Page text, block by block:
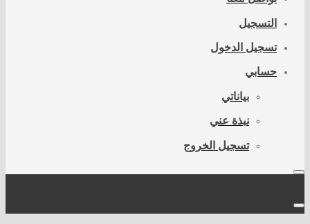
التسجيل
تسجيل الدخول
حسابي
بياناتي
نبذة عني
تسجيل الخروج